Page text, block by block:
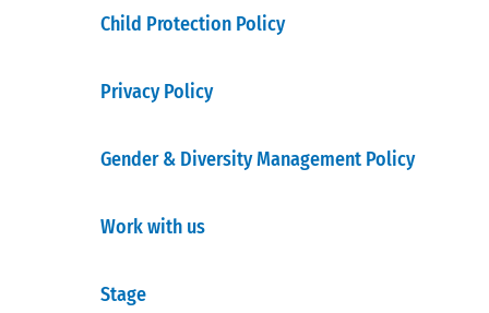
Child Protection Policy
Privacy Policy
Gender & Diversity Management Policy
Work with us
Stage